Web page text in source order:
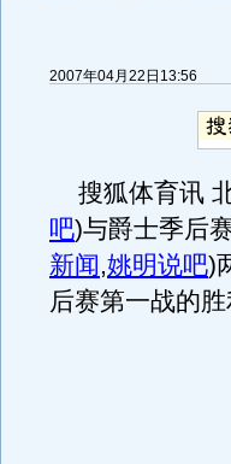
2007年04月22日13:56
搜狐体育讯
吧)与爵士季后
新闻,姚明说吧)
后赛第一战的胜